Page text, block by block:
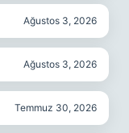
Ağustos 3, 2026
Ağustos 3, 2026
Temmuz 30, 2026